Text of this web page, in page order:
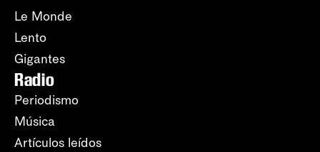
Le Monde
Lento
Gigantes
Radio
Periodismo
Música
Artículos leídos